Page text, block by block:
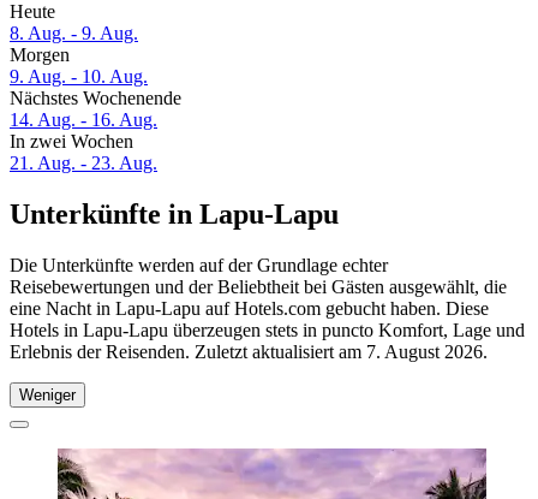
Heute
8. Aug. - 9. Aug.
Morgen
9. Aug. - 10. Aug.
Nächstes Wochenende
14. Aug. - 16. Aug.
In zwei Wochen
21. Aug. - 23. Aug.
Unterkünfte in Lapu-Lapu
Die Unterkünfte werden auf der Grundlage echter
Reisebewertungen und der Beliebtheit bei Gästen ausgewählt, die
eine Nacht in Lapu-Lapu auf Hotels.com gebucht haben. Diese
Hotels in Lapu-Lapu überzeugen stets in puncto Komfort, Lage und
Erlebnis der Reisenden. Zuletzt aktualisiert am 7. August 2026.
Weniger